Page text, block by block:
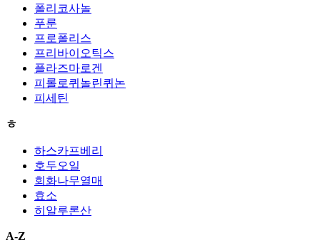
폴리코사놀
푸룬
프로폴리스
프리바이오틱스
플라즈마로겐
피롤로퀴놀린퀴논
피세틴
ㅎ
하스카프베리
호두오일
회화나무열매
효소
히알루론산
A-Z